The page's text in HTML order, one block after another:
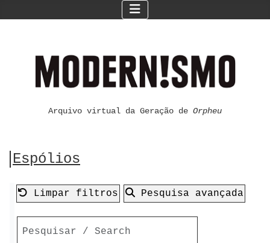
Arquivo virtual da Geração de Orpheu
Espólios
Limpar filtros Pesquisa avançada